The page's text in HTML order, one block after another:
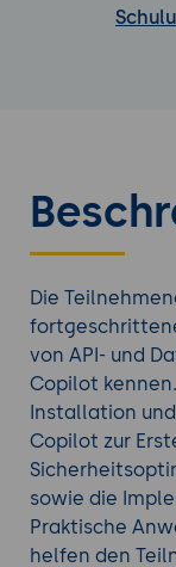
Die
von API- und
Copilot
Installation
Copilot zur
sowie die
Praktische
helfen den